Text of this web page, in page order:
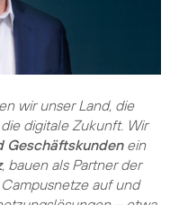
wir unser Land, die
digitale Zukunft. Wir
Geschäftskundenein
, bauen als Partner der
auf und